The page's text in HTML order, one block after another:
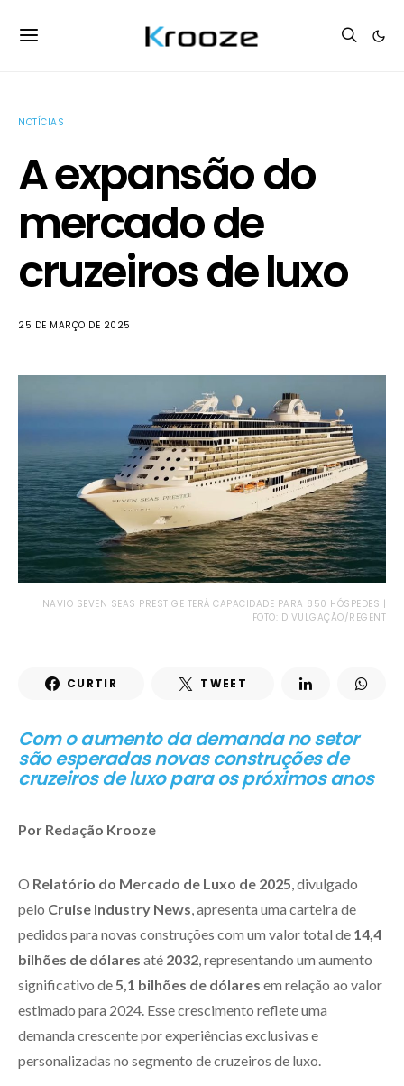
NOTÍCIAS
A expansão do
mercado de
cruzeiros de luxo
25 DE MARÇO DE 2025
NAVIO SEVEN SEAS PRESTIGE TERÁ CAPACIDADE PARA 850 HÓSPEDES |
FOTO: DIVULGAÇÃO/REGENT
CURTIR TWEET
Com o aumento da demanda no setor
são esperadas novas construções de
cruzeiros de luxo para os próximos anos
Por Redação Krooze
O Relatório do Mercado de Luxo de 2025 , divulgado
pelo Cruise Industry News , apresenta uma carteira de
pedidos para novas construções com um valor total de 14,4
bilhões de dólares até 2032 , representando um aumento
significativo de 5,1 bilhões de dólares em relação ao valor
estimado para 2024. Esse crescimento reflete uma
demanda crescente por experiências exclusivas e
personalizadas no segmento de cruzeiros de luxo.